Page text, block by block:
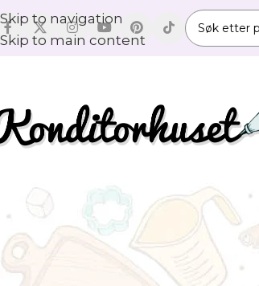
Skip to navigation
Skip to main content